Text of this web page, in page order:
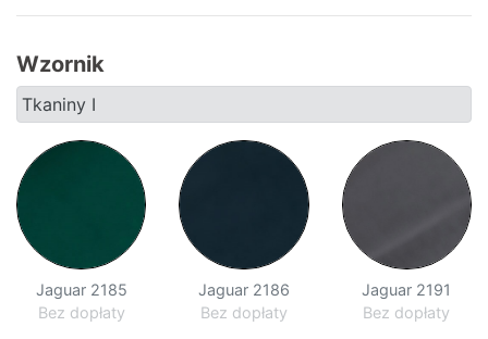
Venti
System
Tres
System
Otton
Wzornik
Tkaniny I
Jaguar 2185
Bez dopłaty
Jaguar 2186
Bez dopłaty
Jaguar 2191
Bez dopłaty